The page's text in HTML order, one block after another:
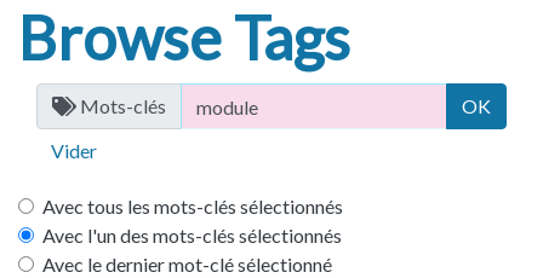
Browse Tags
Mots-clés
Vider
Avec tous les mots-clés sélectionnés
Avec l'un des mots-clés sélectionnés
Avec le dernier mot-clé sélectionné